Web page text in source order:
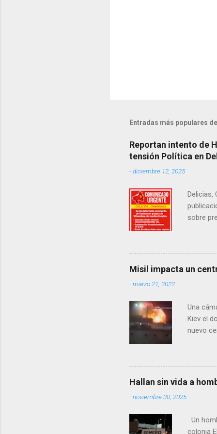
Entradas más populares
Reportan intento de
tensión Política en
-diciembre 12, 2025
Delicias,
sobre
la
los
Misil impacta un
-marzo 21, 2022
Una
Kiev el
nuevo
años,
cientos
Hallan sin vida a
-noviembre 30, 2025
Un
colonia